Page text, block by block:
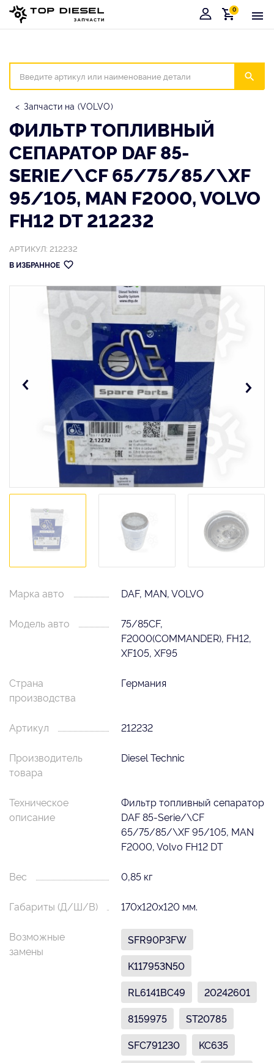
Корзина
0
Запчасти на (VOLVO)
ФИЛЬТР ТОПЛИВНЫЙ
СЕПАРАТОР DAF 85-
SERIE/\CF 65/75/85/\XF
95/105, MAN F2000, VOLVO
FH12 DT 212232
АРТИКУЛ: 212232
В ИЗБРАННОЕ
Марка авто DAF, MAN, VOLVO
Модель авто
75/85CF,
F2000(COMMANDER), FH12,
XF105, XF95
Страна
производства
Германия
Артикул 212232
Производитель
товара
Diesel Technic
Техническое
описание
Фильтр топливный сепаратор
DAF 85-Serie/\CF
65/75/85/\XF 95/105, MAN
F2000, Volvo FH12 DT
Вес 0,85 кг
Габариты (Д/Ш/В) 170х120х120 мм.
Возможные
замены
SFR90P3FW
K117953N50
RL6141BC49
20242601
8159975
ST20785
SFC791230
KC635